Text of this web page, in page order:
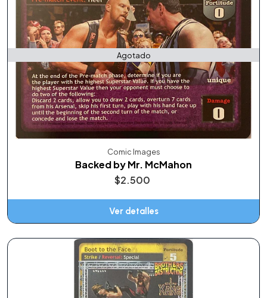
Agotado
Comic Images
Backed by Mr. McMahon
$2.500
Ver detalles